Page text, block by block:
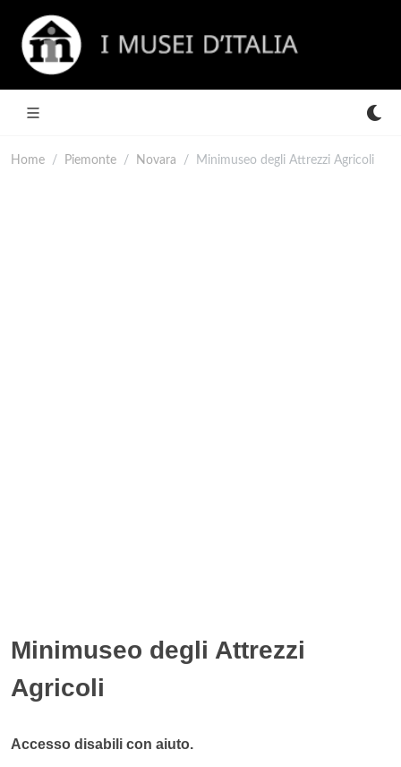
Home Piemonte Novara Minimuseo degli Attrezzi Agricoli
Minimuseo degli Attrezzi
Agricoli
Accesso disabili con aiuto.